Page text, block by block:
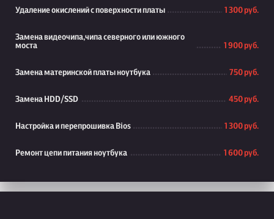
Удаление окислений с поверхности платы 1 300 руб.
Замена видеочипа,чипа северного или южного
моста
1 900 руб.
Замена материнской платы ноутбука 750 руб.
Замена HDD/SSD 450 руб.
Настройка и перепрошивка Bios 1 300 руб.
Ремонт цепи питания ноутбука 1 600 руб.